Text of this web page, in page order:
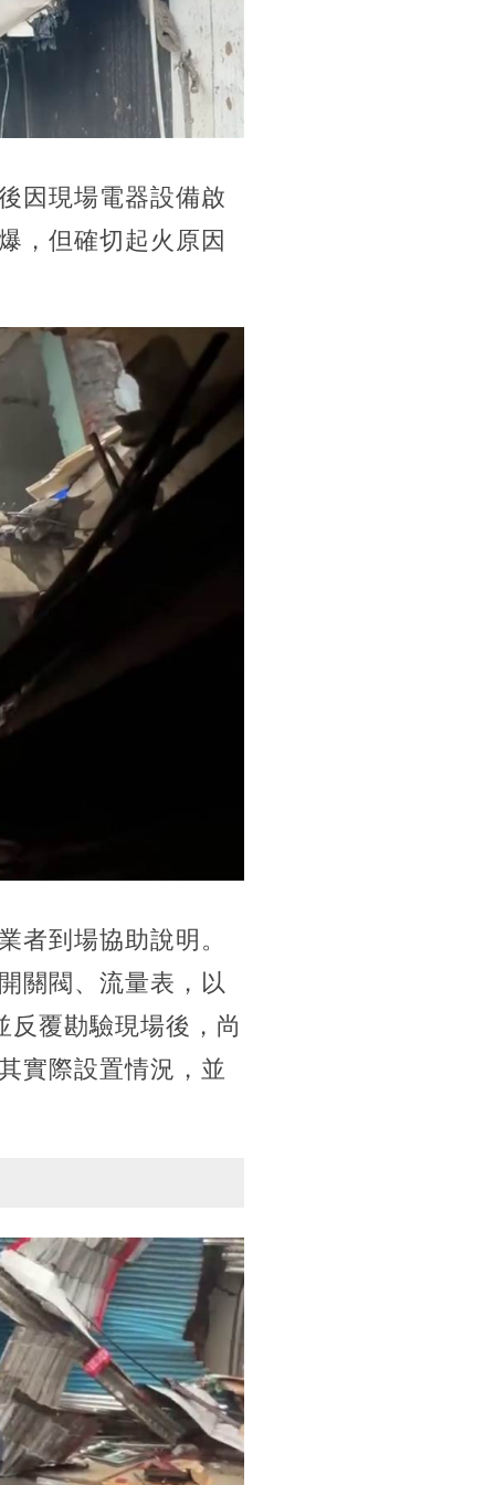
因現場電器設備啟
，但確切起火原因
者到場協助說明。
關閥、流量表，以
覆勘驗現場後，尚
實際設置情況，並